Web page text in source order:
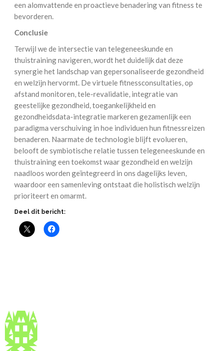
een alomvattende en proactieve benadering van fitness te
bevorderen.
Conclusie
Terwijl we de intersectie van telegeneeskunde en
thuistraining navigeren, wordt het duidelijk dat deze
synergie het landschap van gepersonaliseerde gezondheid
en welzijn hervormt. De virtuele fitnessconsultaties, op
afstand monitoren, tele-revalidatie, integratie van
geestelijke gezondheid, toegankelijkheid en
gezondheidsdata-integratie markeren gezamenlijk een
paradigma verschuiving in hoe individuen hun fitnessreizen
benaderen. Naarmate de technologie blijft evolueren,
belooft de symbiotische relatie tussen telegeneeskunde en
thuistraining een toekomst waar gezondheid en welzijn
naadloos worden geïntegreerd in ons dagelijks leven,
waardoor een samenleving ontstaat die holistisch welzijn
prioriteert en omarmt.
Deel dit bericht: